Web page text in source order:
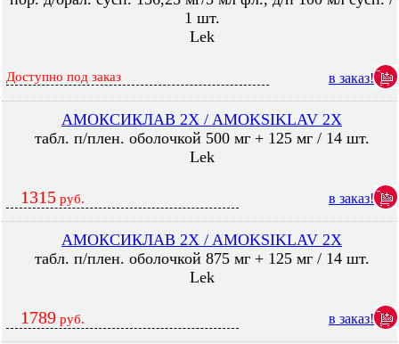
1 шт.
Lek
Доступно под заказ в заказ!
АМОКСИКЛАВ 2X / AMOKSIKLAV 2X
табл. п/плен. оболочкой 500 мг + 125 мг / 14 шт.
Lek
1315 руб. в заказ!
АМОКСИКЛАВ 2X / AMOKSIKLAV 2X
табл. п/плен. оболочкой 875 мг + 125 мг / 14 шт.
Lek
1789 руб. в заказ!